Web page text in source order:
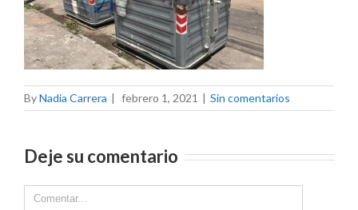
ByNadia Carrera | febrero 1, 2021 | Sin comentarios
Deje su comentario
Comment